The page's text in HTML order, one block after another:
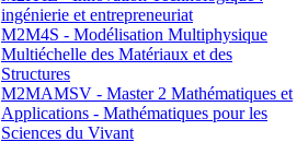
ingénierie et entrepreneuriat
M2M4S - Modélisation Multiphysique
Multiéchelle des Matériaux et des
Structures
M2MAMSV - Master 2 Mathématiques et
Applications - Mathématiques pour les
Sciences du Vivant